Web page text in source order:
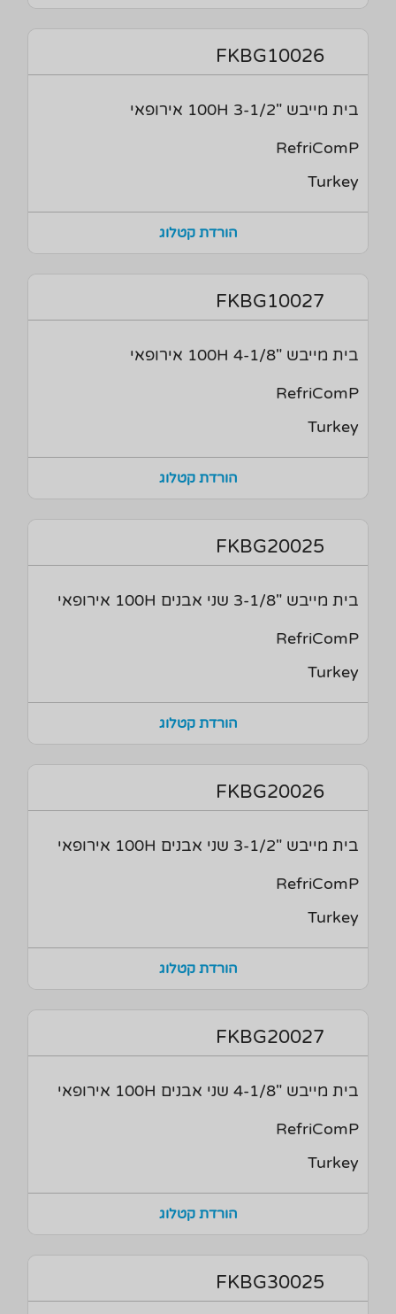
FKBG10026
בית מייבש "3-1/2 100H אירופאי
RefriComP
Turkey
הורדת קטלוג
FKBG10027
בית מייבש "4-1/8 100H אירופאי
RefriComP
Turkey
הורדת קטלוג
FKBG20025
בית מייבש "3-1/8 שני אבנים 100H אירופאי
RefriComP
Turkey
הורדת קטלוג
FKBG20026
בית מייבש "3-1/2 שני אבנים 100H אירופאי
RefriComP
Turkey
הורדת קטלוג
FKBG20027
בית מייבש "4-1/8 שני אבנים 100H אירופאי
RefriComP
Turkey
הורדת קטלוג
FKBG30025